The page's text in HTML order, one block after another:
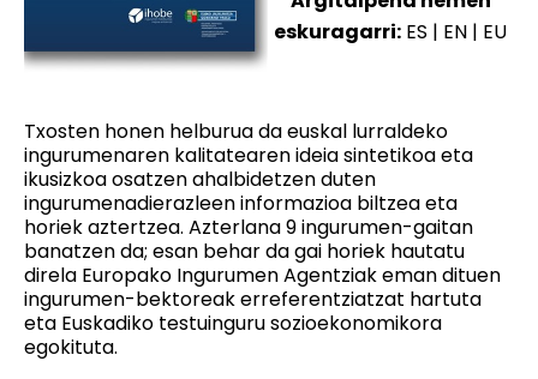
eskuragarri: ES | EN | EU
Txosten honen helburua da euskal lurraldeko
ingurumenaren kalitatearen ideia sintetikoa eta
ikusizkoa osatzen ahalbidetzen duten
ingurumenadierazleen informazioa biltzea eta
horiek aztertzea. Azterlana 9 ingurumen-gaitan
banatzen da; esan behar da gai horiek hautatu
direla Europako Ingurumen Agentziak eman dituen
ingurumen-bektoreak erreferentziatzat hartuta
eta Euskadiko testuinguru sozioekonomikora
egokituta.